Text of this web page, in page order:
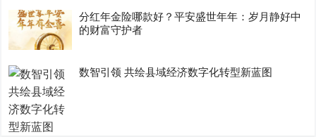
分红年金险哪款好？平安盛世年年：岁月静好中
的财富守护者
数智引领 共绘县域经济数字化转型新蓝图